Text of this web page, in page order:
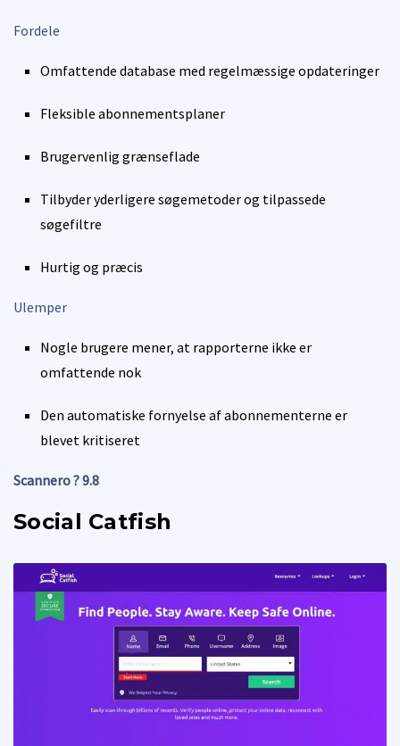
Fordele
Omfattende database med regelmæssige opdateringer
Fleksible abonnementsplaner
Brugervenlig grænseflade
Tilbyder yderligere søgemetoder og tilpassede
søgefiltre
Hurtig og præcis
Ulemper
Nogle brugere mener, at rapporterne ikke er
omfattende nok
Den automatiske fornyelse af abonnementerne er
blevet kritiseret
Scannero ? 9.8
Social Catfish